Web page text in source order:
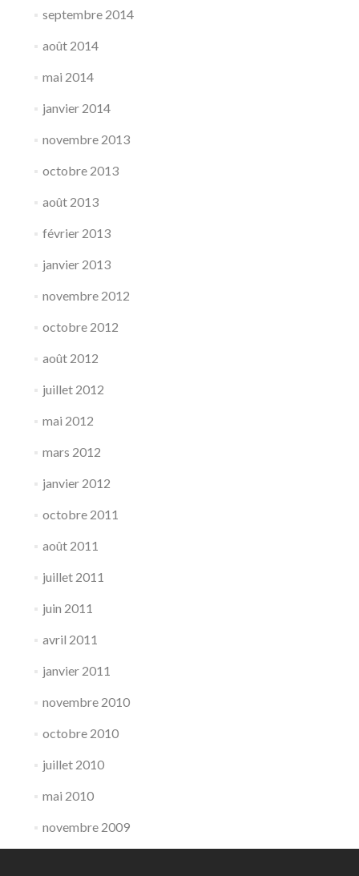
septembre 2014
août 2014
mai 2014
janvier 2014
novembre 2013
octobre 2013
août 2013
février 2013
janvier 2013
novembre 2012
octobre 2012
août 2012
juillet 2012
mai 2012
mars 2012
janvier 2012
octobre 2011
août 2011
juillet 2011
juin 2011
avril 2011
janvier 2011
novembre 2010
octobre 2010
juillet 2010
mai 2010
novembre 2009